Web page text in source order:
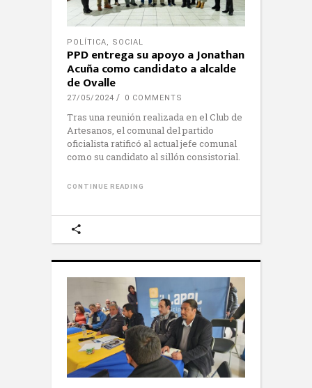
POLÍTICA, SOCIAL
PPD entrega su apoyo a Jonathan
Acuña como candidato a alcalde
de Ovalle
27/05/2024 0 COMMENTS
Tras una reunión realizada en el Club de
Artesanos, el comunal del partido
oficialista ratificó al actual jefe comunal
como su candidato al sillón consistorial.
CONTINUE READING